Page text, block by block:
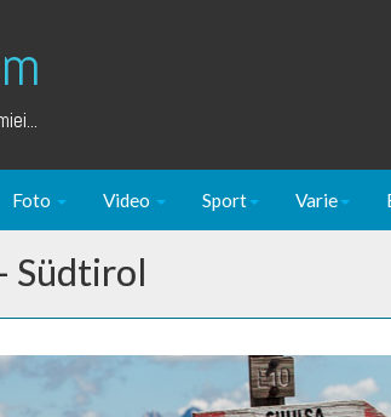
Foto Video Sport Varie
Südtirol